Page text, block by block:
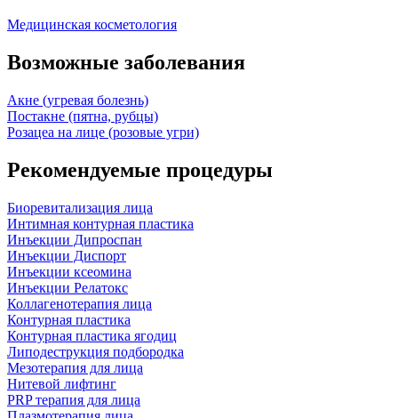
Медицинская косметология
Возможные заболевания
Акне (угревая болезнь)
Постакне (пятна, рубцы)
Розацеа на лице (розовые угри)
Рекомендуемые процедуры
Биоревитализация лица
Интимная контурная пластика
Инъекции Дипроспан
Инъекции Диспорт
Инъекции ксеомина
Инъекции Релатокс
Коллагенотерапия лица
Контурная пластика
Контурная пластика ягодиц
Липодеструкция подбородка
Мезотерапия для лица
Нитевой лифтинг
PRP терапия для лица